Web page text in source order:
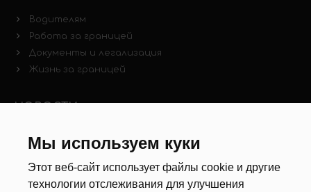
Мы используем куки
Этот веб-сайт использует файлы cookie и другие
технологии отслеживания для улучшения
Водителям
Работа за границей
Документы и легализация
Жизнь за границей
НОВОСТИ
Новости рынка труда